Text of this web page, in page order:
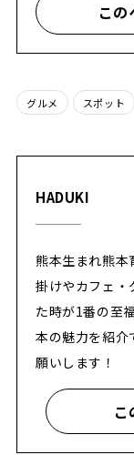
こ
グルメ スポット
HADUKI
熊本生まれ熊本
掛けやカフェ
た時が1番の至
本の魅力を紹介
願いします！